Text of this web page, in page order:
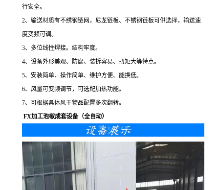
行安全。
2、输送材质有不绣钢链网，尼龙链板、不锈钢链板可供选择，输送速
度变频可调。
3、多位线性焊接。结构牢度。
4、设备外形美观、防腐、装拆容易、扭矩大等特点。
5、安装简单、操作简单、维护方便、能换低。
6、风量可变频调节，可选配加热功能。
7、可根据具体风干物品配置多次翻转。
FX加工泡椒成套设备（全自动）